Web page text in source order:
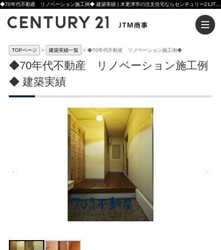
TOPページ 建築実績一覧 ◆70年代不動産 リノベーション施工例◆
◆70年代不動産 リノベーション施工例
◆ 建築実績